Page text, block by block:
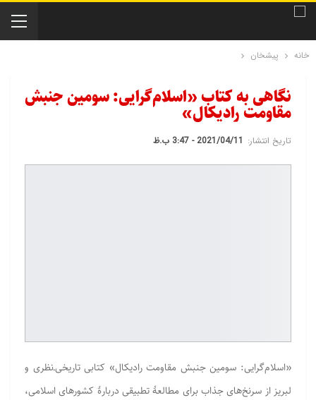
خانه پیشخان
نگاهی به کتاب ‍«اسلام‌گرایی: سومین جنبش
مقاومت رادیکال»
تاریخ انتشار: 2021/04/11 - 3:47 ب.ظ
«اسلام‌گرایی: سومین جنبش مقاومت رادیکال» کتابی تاریخی‌ـ‌نظری و
لبریز از سرنخ‌های جذاب برای مطالعۀ تطبیقی دربارۀ کشورهای اسلامی،